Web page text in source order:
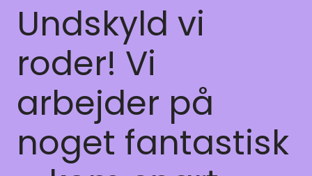
Undskyld vi
roder! Vi
arbejder på
noget fantastisk